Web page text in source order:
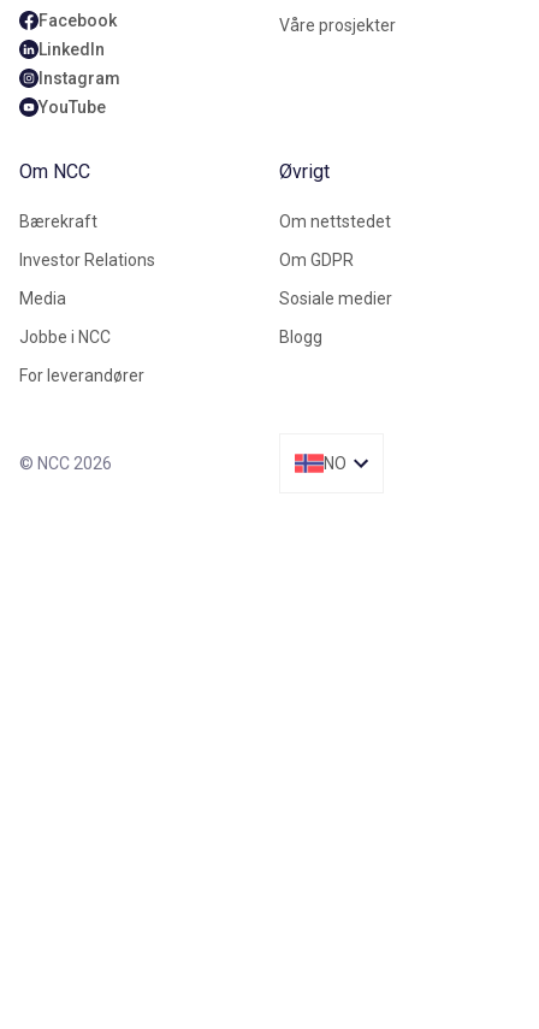
Facebook
LinkedIn
Instagram
YouTube
Våre prosjekter
Om NCC
Bærekraft
Investor Relations
Media
Jobbe i NCC
For leverandører
Øvrigt
Om nettstedet
Om GDPR
Sosiale medier
Blogg
© NCC 2026 NO